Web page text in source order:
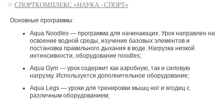
СПОРТКОМПЛЕКС «НАУКА - СПОРТ»
Основные программы:
Aqua Noodles — программа для начинающих. Урок направлен на
освоение водной среды, изучение базовых элементов и
постановка правильного дыхания в воде. Нагрузка низкой
интенсивности, оборудование noodles;
Aqua Gym — урок содержит как аэробную, так и силовую
нагрузку. Используется дополнительное оборудование;
Aqua Legs — уроки для тренировки мышц ног и ягодиц с
различным оборудованием;